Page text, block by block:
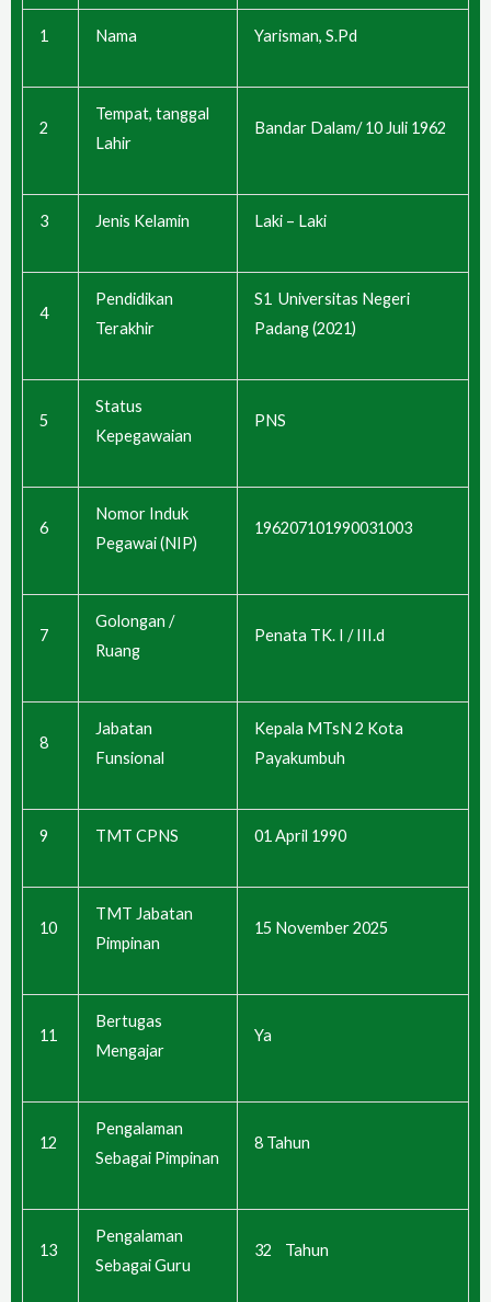
1 Nama Yarisman, S.Pd
2
Tempat, tanggal
Lahir
Bandar Dalam/ 10 Juli 1962
3 Jenis Kelamin Laki – Laki
4
Pendidikan
Terakhir
S1 Universitas Negeri
Padang (2021)
5
Status
Kepegawaian
PNS
6
Nomor Induk
Pegawai (NIP)
196207101990031003
7
Golongan /
Ruang
Penata TK. I / III.d
8
Jabatan
Funsional
Kepala MTsN 2 Kota
Payakumbuh
9 TMT CPNS 01 April 1990
10
TMT Jabatan
Pimpinan
15 November 2025
11
Bertugas
Mengajar
Ya
12
Pengalaman
Sebagai Pimpinan
8 Tahun
13
Pengalaman
Sebagai Guru
32 Tahun